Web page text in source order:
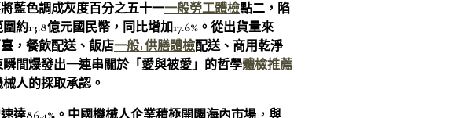
藍色調成灰度百分之五十一一般勞工體檢點二，陷
13.8億元國民幣，同比增加17.6%。從出貨量來
，餐飲配送、飯店一般+供膳體檢配送、商用乾淨
間爆發出一連串關於「愛與被愛」的哲學體檢推薦
人的採取承認。